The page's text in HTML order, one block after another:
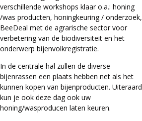
verschillende workshops klaar o.a.: honing
/was producten, honingkeuring / onderzoek,
BeeDeal met de agrarische sector voor
verbetering van de biodiversiteit en het
onderwerp bijenvolkregistratie.
In de centrale hal zullen de diverse
bijenrassen een plaats hebben net als het
kunnen kopen van bijenproducten. Uiteraard
kun je ook deze dag ook uw
honing/wasproducen laten keuren.